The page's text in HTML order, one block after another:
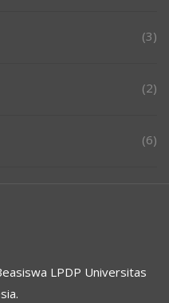
(3)
(2)
(6)
LPDP Universitas